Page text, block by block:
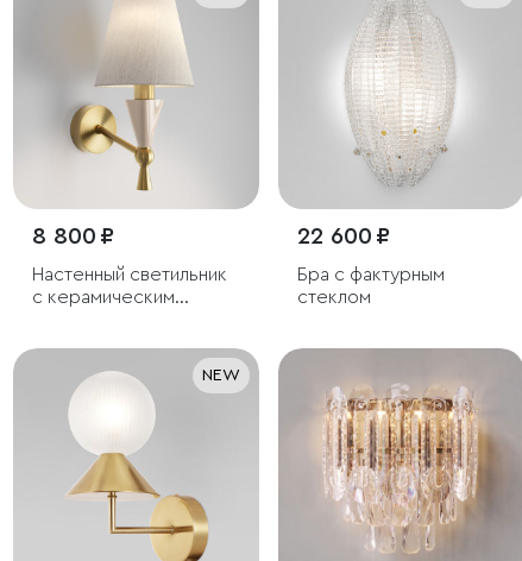
8 800 ₽
Настенный светильник
с керамическим
22 600 ₽
Бра с фактурным
стеклом
NEW